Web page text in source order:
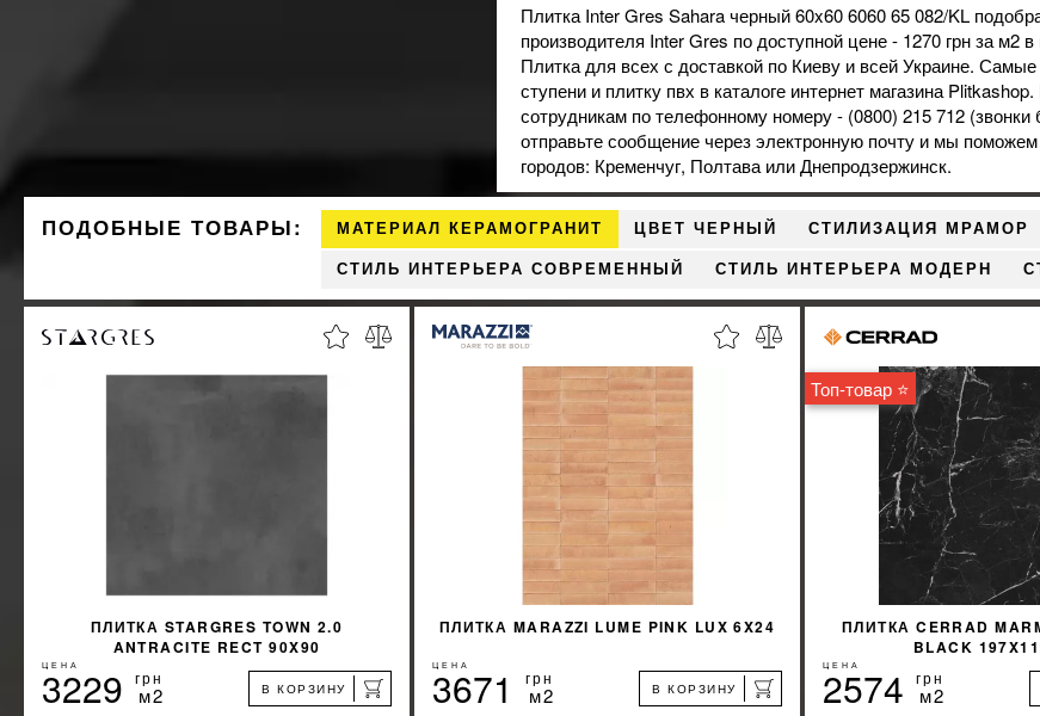
Плитка Inter Gres Sahara черный 60x60 6060 65 082/KL
производителя Inter Gres по доступной цене - 1270 грн за м2 в
Плитка для всех с доставкой по Киеву и всей Украине.
ступени и плитку пвх в каталоге интернет магазина
сотрудникам по телефонному номеру - (0800) 215 712
отправьте сообщение через электронную почту и мы
городов: Кременчуг, Полтава или Днепродзержинск.
ПОДОБНЫЕ ТОВАРЫ: МАТЕРИАЛ КЕРАМОГРАНИТ ЦВЕТ ЧЕРНЫЙ СТИЛИЗАЦИЯ МРАМОР
СТИЛЬ ИНТЕРЬЕРА СОВРЕМЕННЫЙ СТИЛЬ ИНТЕРЬЕРА МОДЕРН
ПЛИТКА STARGRES TOWN 2.0
ANTRACITE RECT 90X90
ЦЕНА
3229 грн
м2 В КОРЗИНУ
ПЛИТКА MARAZZI LUME PINK LUX 6X24
ЦЕНА
3671 грн
м2 В КОРЗИНУ
Топ-товар ⭐
ПЛИТКА CERRAD
BLACK
ЦЕНА
2574 грн
м2